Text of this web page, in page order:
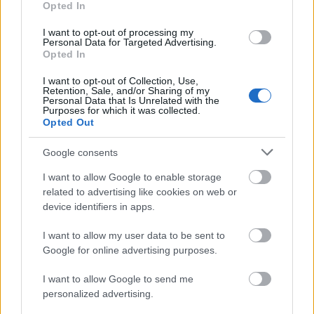
Opted In
I want to opt-out of processing my
Personal Data for Targeted Advertising.
Opted In
I want to opt-out of Collection, Use,
Retention, Sale, and/or Sharing of my
Personal Data that Is Unrelated with the
Purposes for which it was collected.
Opted Out
Google consents
I want to allow Google to enable storage
related to advertising like cookies on web or
device identifiers in apps.
I want to allow my user data to be sent to
Google for online advertising purposes.
I want to allow Google to send me
personalized advertising.
Czébely Beáta
Beethoven Budán•2015. április 09.
Czébely Beáta zenei tanulmányait a Viski Művészeti
Iskolában, Fedorcsák Mária mellett, valamint a
kecskeméti Kodály Iskolában, Gerhát László
irányításával folytatta. 2009 és 2015 között a Liszt
zongoratanári diplomát szerzett,…